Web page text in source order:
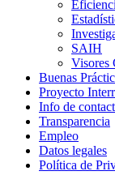
SAIH
Visores
Buenas
Proyecto
Info de
Transparencia
Empleo
Datos legales
Política de